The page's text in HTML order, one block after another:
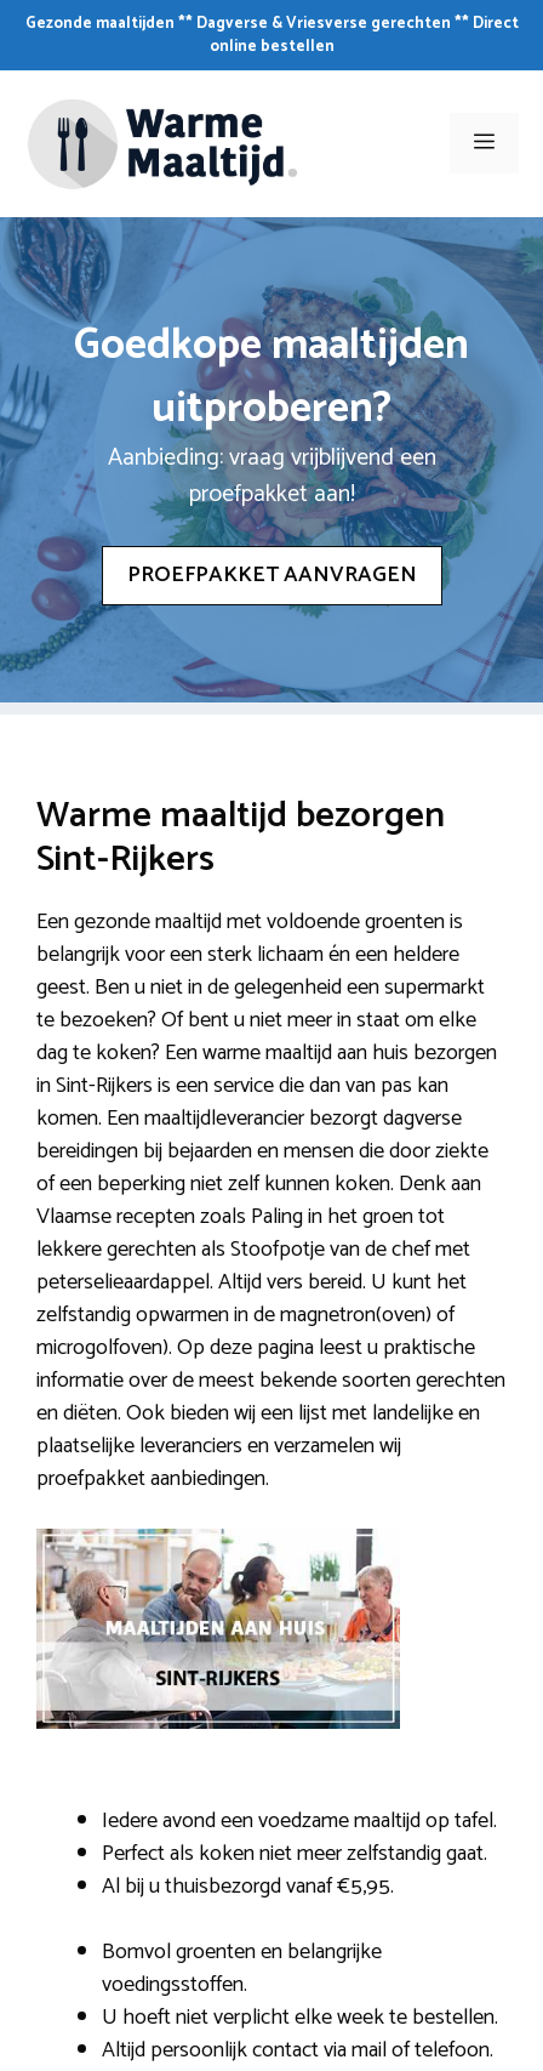
Skip
content
Gezonde maaltijden ** Dagverse & Vriesverse gerechten ** Direct
online bestellen
Menu
Goedkope maaltijden
uitproberen?
Aanbieding: vraag vrijblijvend een
proefpakket aan!
PROEFPAKKET AANVRAGEN
Warme maaltijd bezorgen
Sint-Rijkers
Een gezonde maaltijd met voldoende groenten is
belangrijk voor een sterk lichaam én een heldere
geest. Ben u niet in de gelegenheid een supermarkt
te bezoeken? Of bent u niet meer in staat om elke
dag te koken? Een warme maaltijd aan huis bezorgen
in Sint-Rijkers is een service die dan van pas kan
komen. Een maaltijdleverancier bezorgt dagverse
bereidingen bij bejaarden en mensen die door ziekte
of een beperking niet zelf kunnen koken. Denk aan
Vlaamse recepten zoals Paling in het groen tot
lekkere gerechten als Stoofpotje van de chef met
peterselieaardappel. Altijd vers bereid. U kunt het
zelfstandig opwarmen in de magnetron(oven) of
microgolfoven). Op deze pagina leest u praktische
informatie over de meest bekende soorten gerechten
en diëten. Ook bieden wij een lijst met landelijke en
plaatselijke leveranciers en verzamelen wij
proefpakket aanbiedingen.
Iedere avond een voedzame maaltijd op tafel.
Perfect als koken niet meer zelfstandig gaat.
Al bij u thuisbezorgd vanaf €5,95.
Bomvol groenten en belangrijke
voedingsstoffen.
U hoeft niet verplicht elke week te bestellen.
Altijd persoonlijk contact via mail of telefoon.